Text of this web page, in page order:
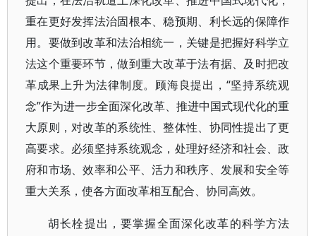
重在更好发挥法治固根本、稳预期、利长远的保障作
用。要做到改革和法治相统一，关键是把握好科学立
法这个重要环节，做到重大改革于法有据、及时把改
革成果上升为法律制度。顾海良提出，“坚持系统观
念”作为进一步全面深化改革、推进中国式现代化的重
大原则，对改革的系统性、整体性、协同性提出了更
高要求。必须坚持系统观念，处理好经济和社会、政
府和市场、效率和公平、活力和秩序、发展和安全等
重大关系，使各方面改革相互配合、协同高效。
胡长栓提出，要掌握全面深化改革的科学方法